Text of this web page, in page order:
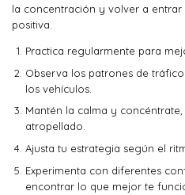
la concentración y volver a
positiva.
Practica regularmente para
Observa los patrones de
los vehículos.
Mantén la calma y
atropellado.
Ajusta tu estrategia según el
Experimenta con diferentes
encontrar lo que mejor te